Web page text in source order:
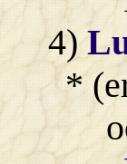
4)
*